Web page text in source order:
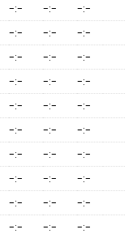
-:- -:-
-:-
-:- -:-
-:-
-:- -:-
-:-
-:- -:-
-:-
-:- -:-
-:-
-:- -:-
-:-
-:- -:-
-:-
-:- -:-
-:-
-:- -:-
-:-
-:- -:-
-:-